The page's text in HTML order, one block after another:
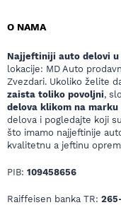
O NAMA
Najjeftiniji auto delovi u
lokacije: MD Auto
Zvezdari. Ukoliko želite
zaista toliko povoljni,
delova klikom na
delova i pogledajte koji
što imamo najjeftinije
kvalitetnu a jeftinu
PIB: 109458656
Raiffeisen banka TR: